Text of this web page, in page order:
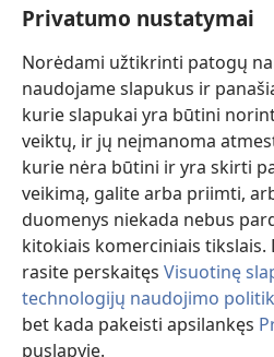
Privatumo nustatymai
Norėdami užtikrinti patogų
naudojame slapukus ir
kurie slapukai yra būtini
veiktų, ir jų neįmanoma
kurie nėra būtini ir yra skirti
veikimą, galite arba priimti,
duomenys niekada nebus
kitokiais komerciniais
rasite perskaitęs Visuotinę
technologijų naudojimo
bet kada pakeisti apsilankęs
puslapyje.
(atsiveria
naujas
langas)Sargybos bokšto INTERNETINĖ
(atsiveria
naujas
langas)JW Hub ®
(atsiveria
naujas
langas)JW Library
Watchtower Library
Copyright© 2026 Watch Tower Bible
NAUDOJIMOSI SVETAINE SĄLYGOS